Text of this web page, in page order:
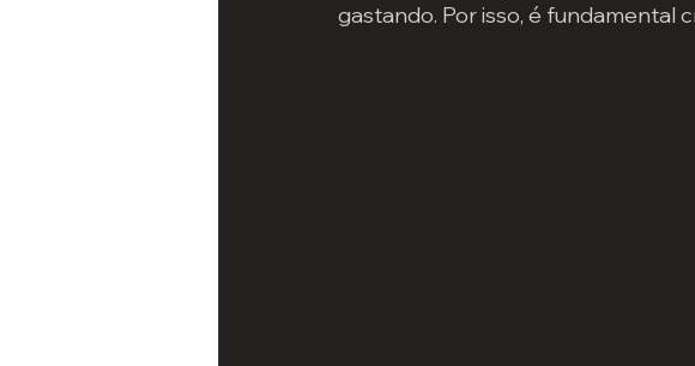
gastando. Por isso, é fundamental